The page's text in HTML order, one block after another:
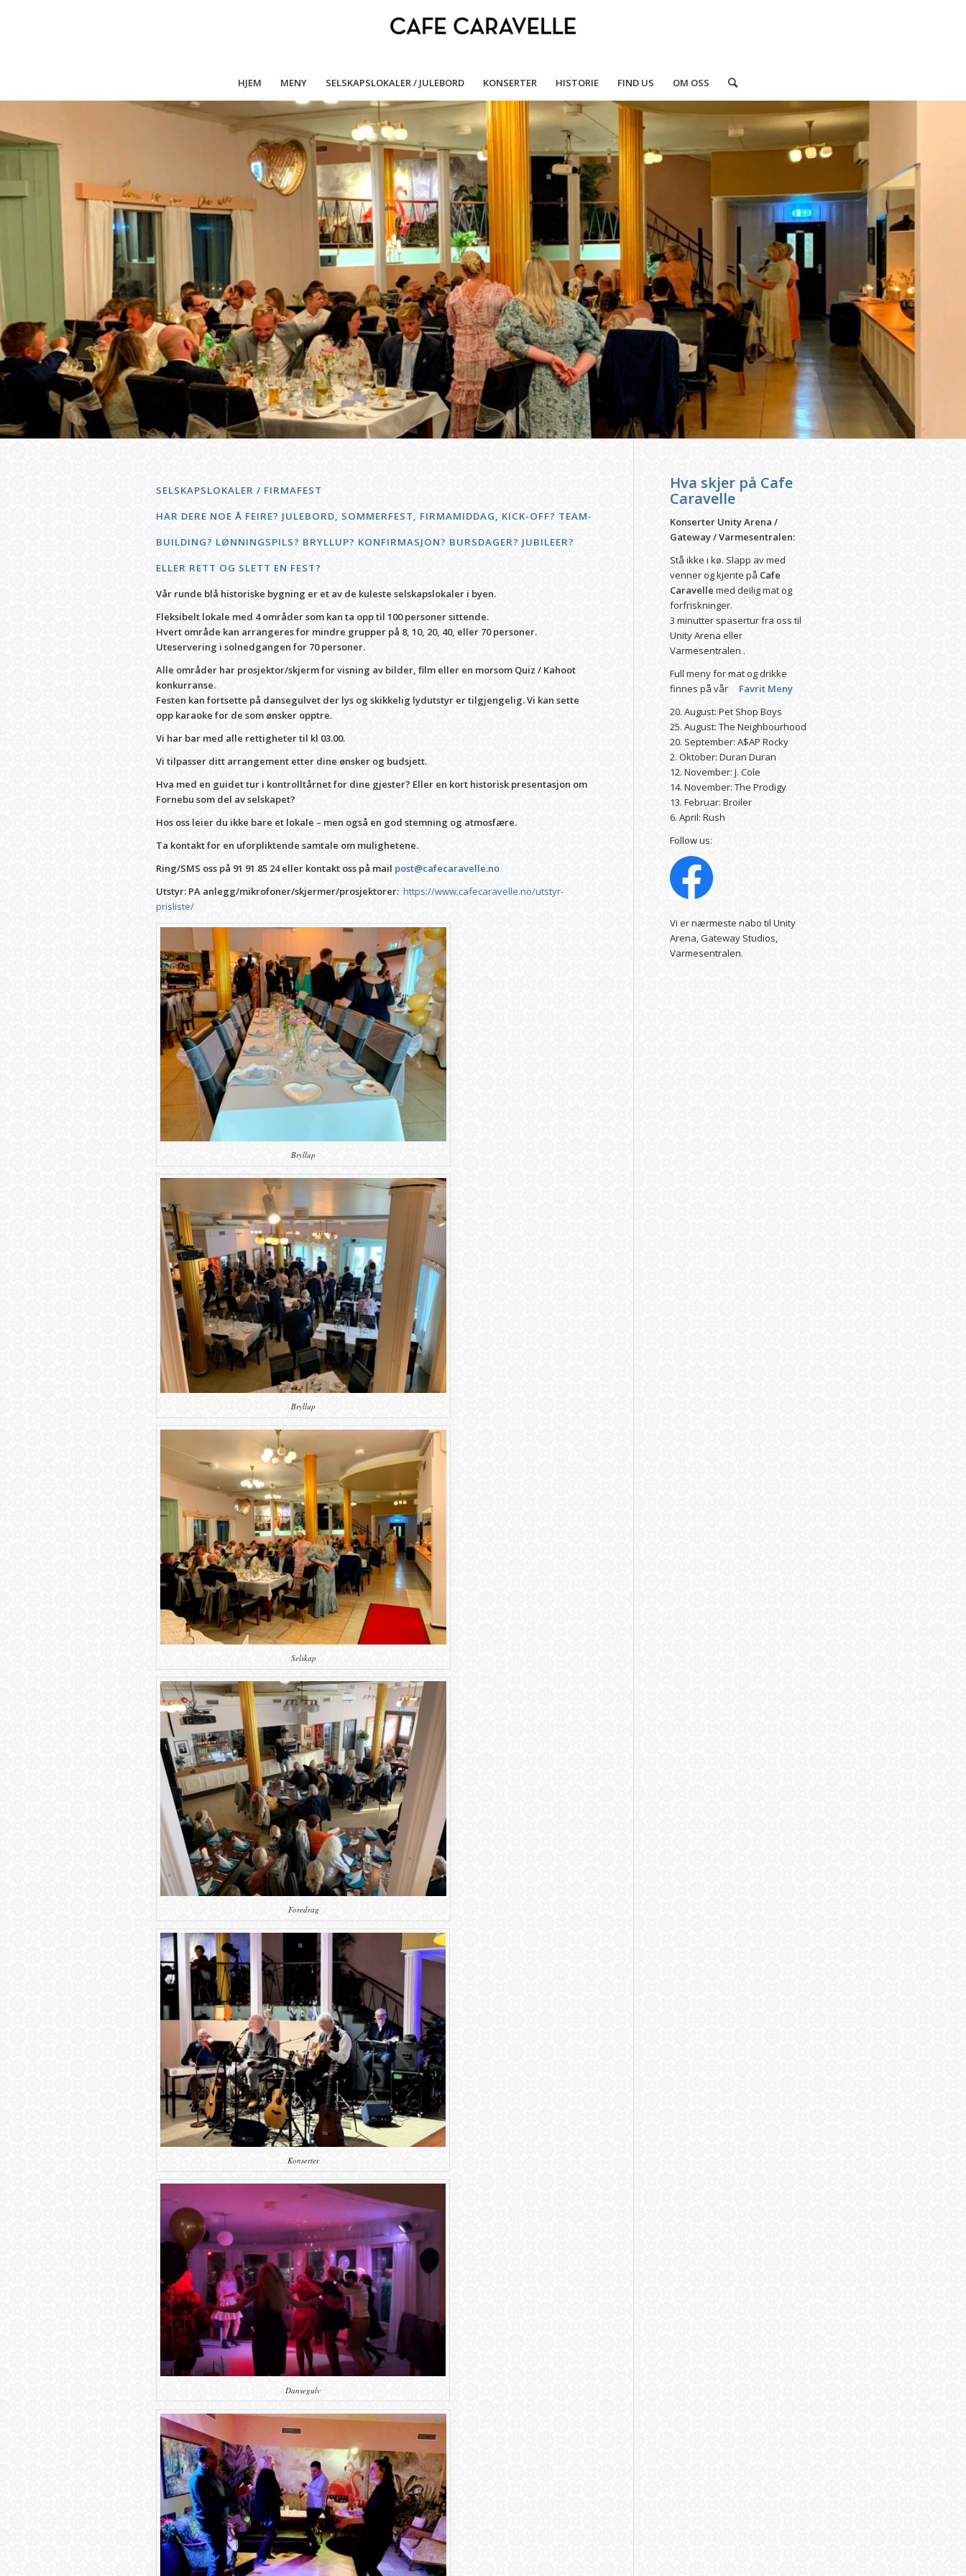
HJEM MENY SELSKAPSLOKALER / JULEBORD KONSERTER HISTORIE FIND US OM OSS
SELSKAPSLOKALER / FIRMAFEST
HAR DERE NOE Å FEIRE? JULEBORD, SOMMERFEST, FIRMAMIDDAG, KICK-OFF? TEAM-
BUILDING? LØNNINGSPILS? BRYLLUP? KONFIRMASJON? BURSDAGER? JUBILEER?
ELLER RETT OG SLETT EN FEST?
Vår runde blå historiske bygning er et av de kuleste selskapslokaler i byen.
Fleksibelt lokale med 4 områder som kan ta opp til 100 personer sittende.
Hvert område kan arrangeres for mindre grupper på 8, 10, 20, 40, eller 70 personer.
Uteservering i solnedgangen for 70 personer.
Alle områder har prosjektor/skjerm for visning av bilder, film eller en morsom Quiz / Kahoot
konkurranse.
Festen kan fortsette på dansegulvet der lys og skikkelig lydutstyr er tilgjengelig. Vi kan sette
opp karaoke for de som ønsker opptre.
Vi har bar med alle rettigheter til kl 03.00.
Vi tilpasser ditt arrangement etter dine ønsker og budsjett.
Hva med en guidet tur i kontrolltårnet for dine gjester? Eller en kort historisk presentasjon om
Fornebu som del av selskapet?
Hos oss leier du ikke bare et lokale – men også en god stemning og atmosfære.
Ta kontakt for en uforpliktende samtale om mulighetene.
Ring/SMS oss på 91 91 85 24 eller kontakt oss på mail post@cafecaravelle.no
Utstyr: PA anlegg/mikrofoner/skjermer/prosjektorer: https://www.cafecaravelle.no/utstyr-
prisliste/
Bryllup
Bryllup
Selskap
Foredrag
Konserter
Dansegulv
Hva skjer på Cafe
Caravelle
Konserter Unity Arena /
Gateway / Varmesentralen:
Stå ikke i kø. Slapp av med
venner og kjente på Cafe
Caravelle med deilig mat og
forfriskninger.
3 minutter spasertur fra oss til
Unity Arena eller
Varmesentralen .
Full meny for mat og drikke
finnes på vår Favrit Meny
20. August: Pet Shop Boys
25. August: The Neighbourhood
20. September: A$AP Rocky
2. Oktober: Duran Duran
12. November: J. Cole
14. November: The Prodigy
13. Februar: Broiler
6. April: Rush
Follow us:
Vi er nærmeste nabo til Unity
Arena, Gateway Studios,
Varmesentralen.